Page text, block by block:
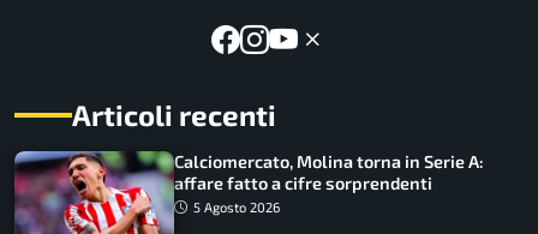
Articoli recenti
Calciomercato, Molina torna in Serie A:
affare fatto a cifre sorprendenti
5 Agosto 2026